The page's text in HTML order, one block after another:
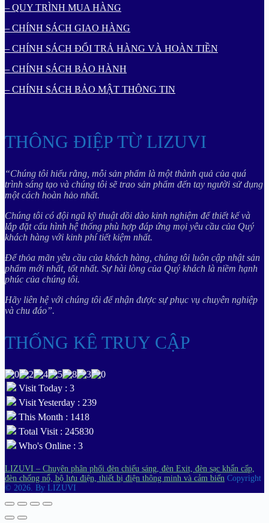
– QUY TRÌNH MUA HÀNG
– CHÍNH SÁCH GIAO HÀNG
– CHÍNH SÁCH ĐỔI TRẢ HÀNG VÀ HOÀN TIỀN
– CHÍNH SÁCH BẢO HÀNH
– CHÍNH SÁCH BẢO MẬT THÔNG TIN
THÔNG ĐIỆP TỪ LIZUVI
“Chúng tôi hiểu rằng, mỗi sản phẩm là một thành quả của quá
trình sáng tạo và chúng tôi sẽ trao sản phẩm đến tay người sử dụng
một cách hoàn hảo nhất.
Chúng tôi có đội ngũ kỹ thuật dồi dào kinh nghiệm để thiết kế và
lắp đặt cấu hình hệ thống phù hợp đáp ứng mọi yêu cầu của Quý
khách hàng với kinh phí tiết kiệm nhất.
Để thỏa mãn yêu cầu của khách hàng, chúng tôi luôn cập nhật sản
phẩm mới nhất, tốt nhất. Sự hài lòng của Quý khách là niềm hạnh
phúc của chúng tôi.
Hãy liên hệ với chúng tôi để nhận được sự phục vụ chuyên nghiệp
và chu đáo”.
THỐNG KÊ TRUY CẬP
Visit Today : 3
Visit Yesterday : 239
This Month : 1418
Total Visit : 245830
Who's Online : 3
LIZUVI – Chuyên phân phối đèn chiếu sáng, đèn Exit, đèn sạc khẩn cấp,
đèn chống nổ, bộ lưu điện, thiết bị điện thông minh và cảm biến Copyright
© 2026. By LIZUVI